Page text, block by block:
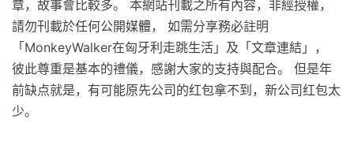
章，故事會比較多。 本網站刊載之所有內容，非經授權，
請勿刊載於任何公開媒體， 如需分享務必註明
「MonkeyWalker在匈牙利走跳生活」及「文章連結」，
彼此尊重是基本的禮儀，感謝大家的支持與配合。 但是年
前缺点就是，有可能原先公司的红包拿不到，新公司红包太
少。